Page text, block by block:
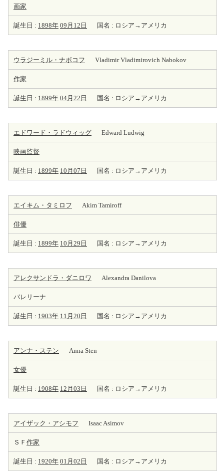
画家
誕生日 : 1898年 09月12日 国名 : ロシア→アメリカ
ウラジーミル・ナボコフ Vladimir Vladimirovich Nabokov
作家
誕生日 : 1899年 04月22日 国名 : ロシア→アメリカ
エドワード・ラドウィッグ Edward Ludwig
映画監督
誕生日 : 1899年 10月07日 国名 : ロシア→アメリカ
エイキム・タミロフ Akim Tamiroff
俳優
誕生日 : 1899年 10月29日 国名 : ロシア→アメリカ
アレクサンドラ・ダニロワ Alexandra Danilova
バレリーナ
誕生日 : 1903年 11月20日 国名 : ロシア→アメリカ
アンナ・ステン Anna Sten
女優
誕生日 : 1908年 12月03日 国名 : ロシア→アメリカ
アイザック・アシモフ Isaac Asimov
ＳＦ 作家
誕生日 : 1920年 01月02日 国名 : ロシア→アメリカ